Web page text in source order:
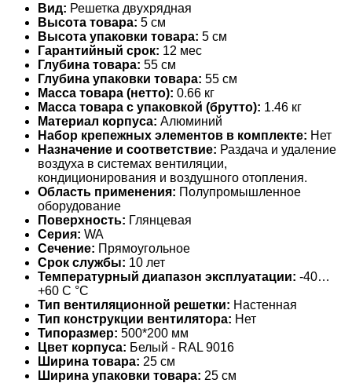
Вид: Решетка двухрядная
Высота товара: 5 см
Высота упаковки товара: 5 см
Гарантийный срок: 12 мес
Глубина товара: 55 см
Глубина упаковки товара: 55 см
Масса товара (нетто): 0.66 кг
Масса товара с упаковкой (брутто): 1.46 кг
Материал корпуса: Алюминий
Набор крепежных элементов в комплекте: Нет
Назначение и соответствие: Раздача и удаление
воздуха в системах вентиляции,
кондиционирования и воздушного отопления.
Область применения: Полупромышленное
оборудование
Поверхность: Глянцевая
Серия: WA
Сечение: Прямоугольное
Срок службы: 10 лет
Температурный диапазон эксплуатации: -40…
+60 С °С
Тип вентиляционной решетки: Настенная
Тип конструкции вентилятора: Нет
Типоразмер: 500*200 мм
Цвет корпуса: Белый - RAL 9016
Ширина товара: 25 см
Ширина упаковки товара: 25 см